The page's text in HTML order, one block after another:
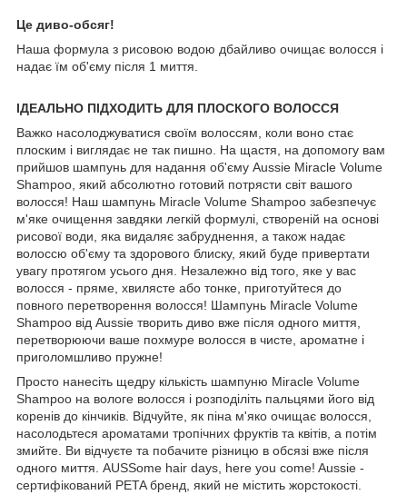
Це диво-обсяг!
Наша формула з рисовою водою дбайливо очищає волосся і
надає їм об'єму після 1 миття.
ІДЕАЛЬНО ПІДХОДИТЬ ДЛЯ ПЛОСКОГО ВОЛОССЯ
Важко насолоджуватися своїм волоссям, коли воно стає
плоским і виглядає не так пишно. На щастя, на допомогу вам
прийшов шампунь для надання об'єму Aussie Miracle Volume
Shampoo, який абсолютно готовий потрясти світ вашого
волосся! Наш шампунь Miracle Volume Shampoo забезпечує
м'яке очищення завдяки легкій формулі, створеній на основі
рисової води, яка видаляє забруднення, а також надає
волоссю об'єму та здорового блиску, який буде привертати
увагу протягом усього дня. Незалежно від того, яке у вас
волосся - пряме, хвилясте або тонке, приготуйтеся до
повного перетворення волосся! Шампунь Miracle Volume
Shampoo від Aussie творить диво вже після одного миття,
перетворюючи ваше похмуре волосся в чисте, ароматне і
приголомшливо пружне!
Просто нанесіть щедру кількість шампуню Miracle Volume
Shampoo на вологе волосся і розподіліть пальцями його від
коренів до кінчиків. Відчуйте, як піна м'яко очищає волосся,
насолодьтеся ароматами тропічних фруктів та квітів, а потім
змийте. Ви відчуєте та побачите різницю в обсязі вже після
одного миття. AUSSome hair days, here you come! Aussie -
сертифікований PETA бренд, який не містить жорстокості.